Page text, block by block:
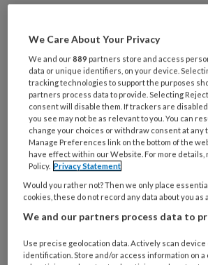
gezondheidsplatformEat This,
makkelijk jij je evenwicht nog
handige tip voor je cliënten.
Balanceren op één been
Balanceer blootvoets op één
vlakke, stevige ondergrond.
Je richt daarbij je blik naar
armen over elkaar.
Het been dat je opheft, raakt
Je houdt je been zeven
We Care About Your Privacy
We and our889 partners store and access
data or unique identifiers, on your device.
tracking technologies to support the purposes
partners process data to provide. Selecting
consent will disable them. If trackers are
you see may not be as relevant to you. You can
change your choices or withdraw consent at any
Manage Preferences link on the bottom of the
have effect within our Website. For more details,
Policy. Privacy Statement
Would you rather not? Then we only place
cookies, these do not record any data about you as
We and our partners process data to
Use precise geolocation data. Actively scan
identification. Store and/or access information on